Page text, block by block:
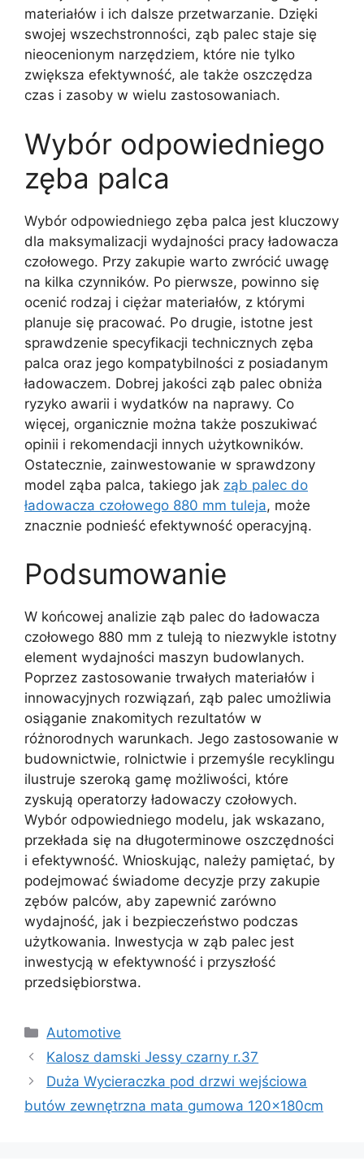
materiałów i ich dalsze przetwarzanie. Dzięki
swojej wszechstronności, ząb palec staje się
nieocenionym narzędziem, które nie tylko
zwiększa efektywność, ale także oszczędza
czas i zasoby w wielu zastosowaniach.
Wybór odpowiedniego
zęba palca
Wybór odpowiedniego zęba palca jest kluczowy
dla maksymalizacji wydajności pracy ładowacza
czołowego. Przy zakupie warto zwrócić uwagę
na kilka czynników. Po pierwsze, powinno się
ocenić rodzaj i ciężar materiałów, z którymi
planuje się pracować. Po drugie, istotne jest
sprawdzenie specyfikacji technicznych zęba
palca oraz jego kompatybilności z posiadanym
ładowaczem. Dobrej jakości ząb palec obniża
ryzyko awarii i wydatków na naprawy. Co
więcej, organicznie można także poszukiwać
opinii i rekomendacji innych użytkowników.
Ostatecznie, zainwestowanie w sprawdzony
model ząba palca, takiego jak ząb palec do
ładowacza czołowego 880 mm tuleja, może
znacznie podnieść efektywność operacyjną.
Podsumowanie
W końcowej analizie ząb palec do ładowacza
czołowego 880 mm z tuleją to niezwykle istotny
element wydajności maszyn budowlanych.
Poprzez zastosowanie trwałych materiałów i
innowacyjnych rozwiązań, ząb palec umożliwia
osiąganie znakomitych rezultatów w
różnorodnych warunkach. Jego zastosowanie w
budownictwie, rolnictwie i przemyśle recyklingu
ilustruje szeroką gamę możliwości, które
zyskują operatorzy ładowaczy czołowych.
Wybór odpowiedniego modelu, jak wskazano,
przekłada się na długoterminowe oszczędności
i efektywność. Wnioskując, należy pamiętać, by
podejmować świadome decyzje przy zakupie
zębów palców, aby zapewnić zarówno
wydajność, jak i bezpieczeństwo podczas
użytkowania. Inwestycja w ząb palec jest
inwestycją w efektywność i przyszłość
przedsiębiorstwa.
Kategorie
Automotive
Kalosz damski Jessy czarny r.37
Duża Wycieraczka pod drzwi wejściowa
butów zewnętrzna mata gumowa 120x180cm